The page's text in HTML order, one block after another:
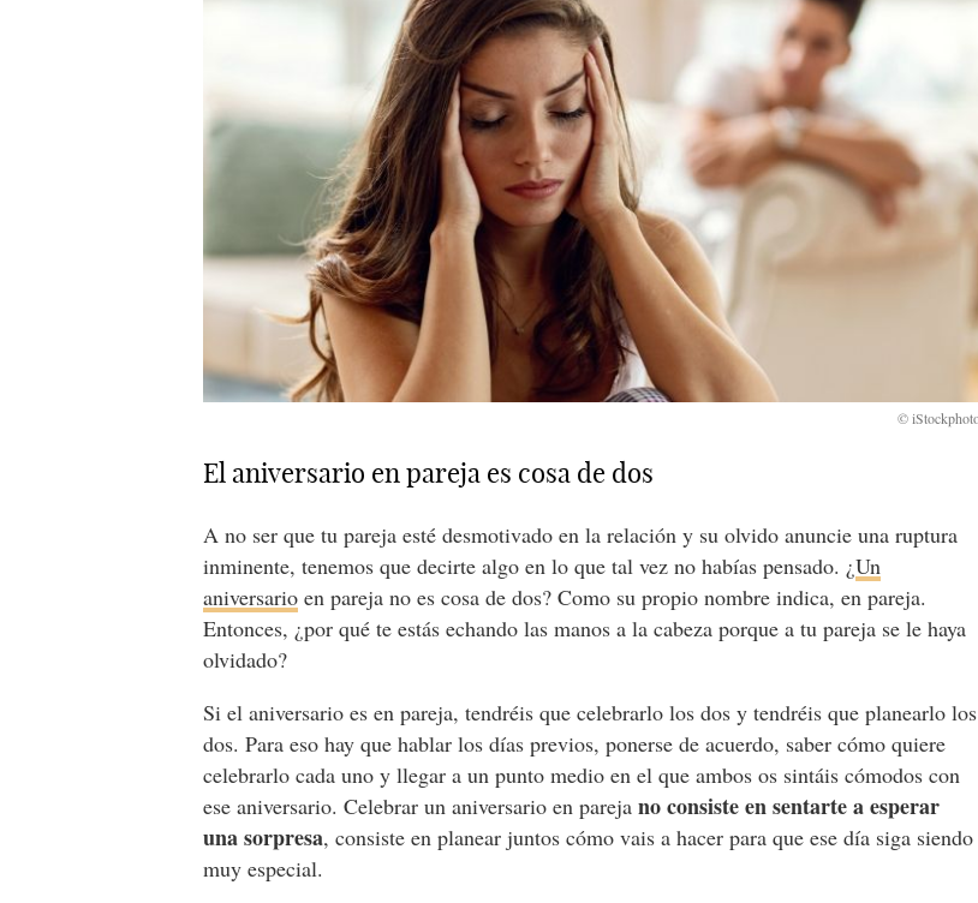
El aniversario en pareja es cosa de dos
A no ser que tu pareja esté desmotivado en la relación y su olvido anuncie una ruptura
inminente, tenemos que decirte algo en lo que tal vez no habías pensado. ¿Un
aniversario en pareja no es cosa de dos? Como su propio nombre indica, en pareja.
Entonces, ¿por qué te estás echando las manos a la cabeza porque a tu pareja se le haya
olvidado?
Si el aniversario es en pareja, tendréis que celebrarlo los dos y tendréis que planearlo los
dos. Para eso hay que hablar los días previos, ponerse de acuerdo, saber cómo quiere
celebrarlo cada uno y llegar a un punto medio en el que ambos os sintáis cómodos con
ese aniversario. Celebrar un aniversario en parejano consiste en sentarte a esperar
una sorpresa, consiste en planear juntos cómo vais a hacer para que ese día siga siendo
muy especial.